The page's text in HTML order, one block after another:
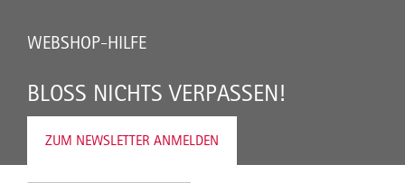
WEBSHOP-HILFE
BLOSS NICHTS VERPASSEN!
ZUM NEWSLETTER ANMELDEN